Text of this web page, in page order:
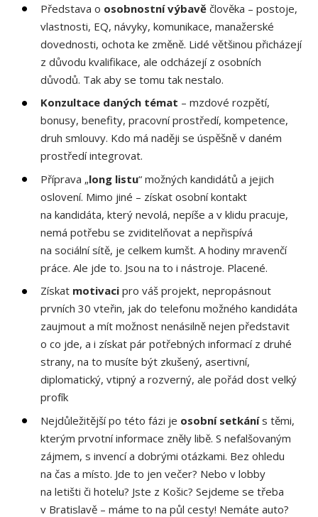
Představa o osobnostní výbavě člověka – postoje,
vlastnosti, EQ, návyky, komunikace, manažerské
dovednosti, ochota ke změně. Lidé většinou přicházejí
z důvodu kvalifikace, ale odcházejí z osobních
důvodů. Tak aby se tomu tak nestalo.
Konzultace daných témat – mzdové rozpětí,
bonusy, benefity, pracovní prostředí, kompetence,
druh smlouvy. Kdo má naději se úspěšně v daném
prostředí integrovat.
Příprava „long listu“ možných kandidátů a jejich
oslovení. Mimo jiné – získat osobní kontakt
na kandidáta, který nevolá, nepíše a v klidu pracuje,
nemá potřebu se zviditelňovat a nepřispívá
na sociální sítě, je celkem kumšt. A hodiny mravenčí
práce. Ale jde to. Jsou na to i nástroje. Placené.
Získat motivaci pro váš projekt, nepropásnout
prvních 30 vteřin, jak do telefonu možného kandidáta
zaujmout a mít možnost nenásilně nejen představit
o co jde, a i získat pár potřebných informací z druhé
strany, na to musíte být zkušený, asertivní,
diplomatický, vtipný a rozverný, ale pořád dost velký
profík
Nejdůležitější po této fázi je osobní setkánís těmi,
kterým prvotní informace zněly libě. S nefalšovaným
zájmem, s invencí a dobrými otázkami. Bez ohledu
na čas a místo. Jde to jen večer? Nebo v lobby
na letišti či hotelu? Jste z Košic? Sejdeme se třeba
v Bratislavě – máme to na půl cesty! Nemáte auto?